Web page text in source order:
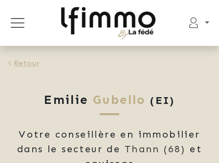
Retour
Emilie Gubello (EI)
Votre conseillère en immobilier
dans le secteur de Thann (68) et